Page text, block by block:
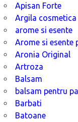
Apisan Forte
Argila cosmetica
arome si esente
Arome si esente
Aronia Original
Artroza
Balsam
balsam pentru
Barbati
Batoane